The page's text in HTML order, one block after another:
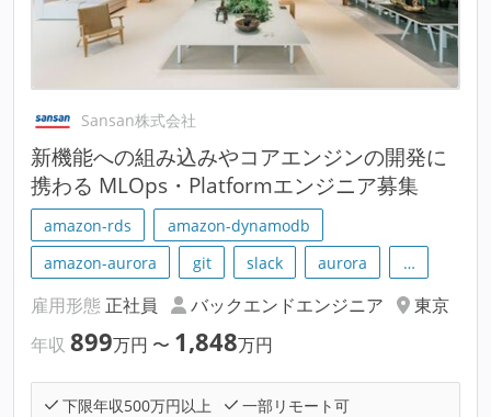
Sansan株式会社
新機能への組み込みやコアエンジンの開発に
携わる MLOps・Platformエンジニア募集
amazon-rds
amazon-dynamodb
amazon-aurora
git slack aurora …
雇用形態 正社員 バックエンドエンジニア
東京
年収 899万円 〜 1,848万円
下限年収500万円以上
一部リモート可